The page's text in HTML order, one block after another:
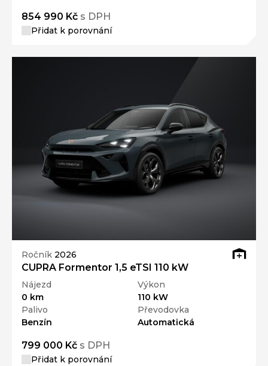
854 990 Kč s DPH
Přidat k porovnání
Ročník 2026
CUPRA Formentor 1,5 eTSI 110 kW
Nájezd
0 km
Výkon
110 kW
Palivo
Benzín
Převodovka
Automatická
799 000 Kč s DPH
Přidat k porovnání